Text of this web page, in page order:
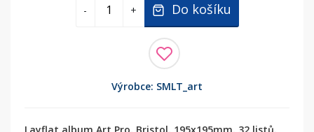
- + Do košíku
Výrobce: SMLT_art